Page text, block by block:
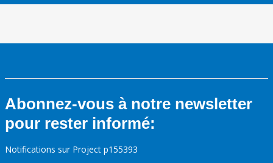
Abonnez-vous à notre newsletter
pour rester informé:
Notifications sur Project p155393